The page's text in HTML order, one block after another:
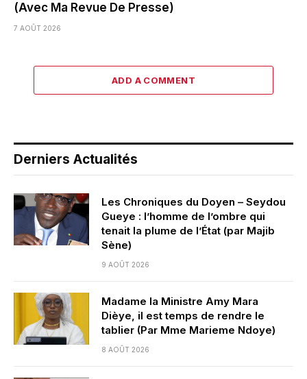
(Avec Ma Revue De Presse)
7 AOÛT 2026
ADD A COMMENT
Derniers Actualités
Les Chroniques du Doyen – Seydou
Gueye : l’homme de l’ombre qui
tenait la plume de l’État (par Majib
Sène)
9 AOÛT 2026
Madame la Ministre Amy Mara
Dièye, il est temps de rendre le
tablier (Par Mme Marieme Ndoye)
8 AOÛT 2026